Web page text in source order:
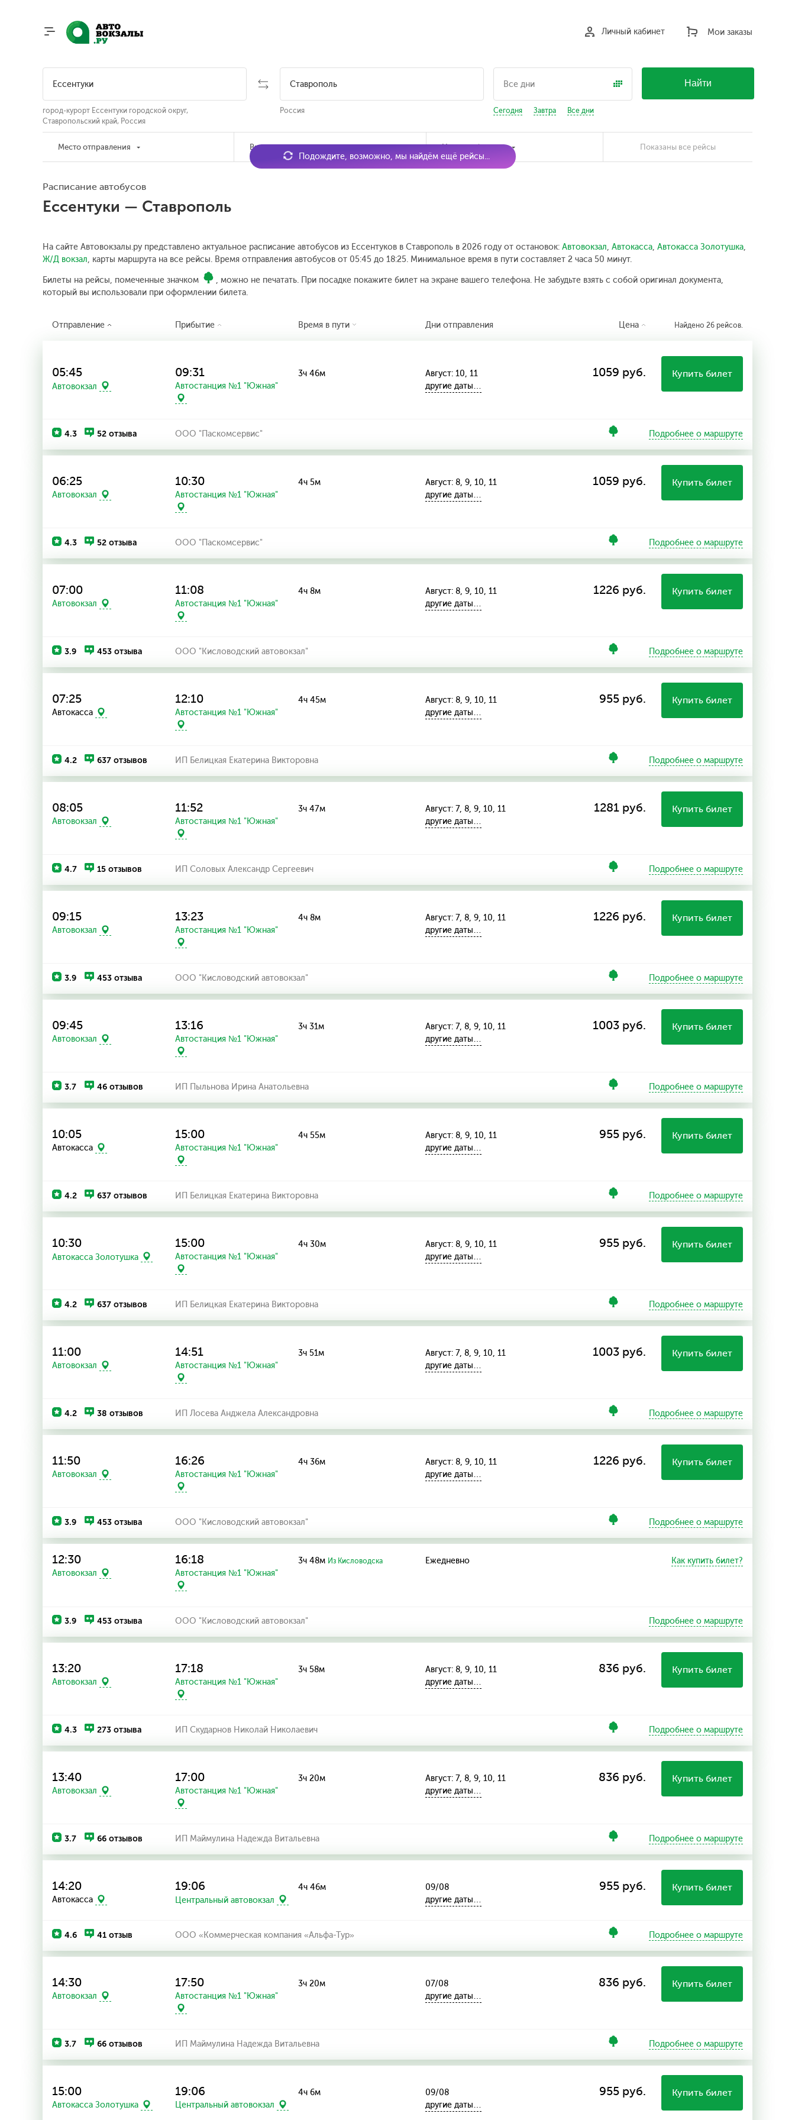
Мои заказы
Личный кабинет
город-курорт Ессентуки городской округ,
Ставропольский край, Россия
Россия Сегодня Завтра Все дни
Найти
Место отправления Время отправления Наличие билетов Показаны все рейсы
Расписание автобусов
Ессентуки — Ставрополь
На сайте Автовокзалы.ру представлено актуальное расписание автобусов из Ессентуков в Ставрополь в 2026 году от остановок: Автовокзал, Автокасса, Автокасса Золотушка,
Ж/Д вокзал, карты маршрута на все рейсы. Время отправления автобусов от 05:45 до 18:25. Минимальное время в пути составляет 2 часа 50 минут.
Билеты на рейсы, помеченные значком
, можно не печатать. При посадке покажите билет на экране вашего телефона. Не забудьте взять с собой оригинал документа,
который вы использовали при оформлении билета.
Подождите, возможно, мы найдём ещё рейсы...
Отправление Прибытие Время в пути Дни отправления Цена Найдено 26 рейсов.
05:45
Автовокзал
09:31
Автостанция №1 "Южная"
3ч 46м
Август: 10, 11
другие даты…
1059 руб. Купить билет
4.3 52 отзыва ООО "Паскомсервис" Подробнее о маршруте
06:25
Автовокзал
10:30
Автостанция №1 "Южная"
4ч 5м
Август: 8, 9, 10, 11
другие даты…
1059 руб. Купить билет
4.3 52 отзыва ООО "Паскомсервис" Подробнее о маршруте
07:00
Автовокзал
11:08
Автостанция №1 "Южная"
4ч 8м
Август: 8, 9, 10, 11
другие даты…
1226 руб. Купить билет
3.9 453 отзыва ООО "Кисловодский автовокзал" Подробнее о маршруте
07:25
Автокасса
12:10
Автостанция №1 "Южная"
4ч 45м
Август: 8, 9, 10, 11
другие даты…
955 руб. Купить билет
4.2 637 отзывов ИП Белицкая Екатерина Викторовна Подробнее о маршруте
08:05
Автовокзал
11:52
Автостанция №1 "Южная"
3ч 47м
Август: 7, 8, 9, 10, 11
другие даты…
1281 руб. Купить билет
4.7 15 отзывов ИП Соловых Александр Сергеевич Подробнее о маршруте
09:15
Автовокзал
13:23
Автостанция №1 "Южная"
4ч 8м
Август: 7, 8, 9, 10, 11
другие даты…
1226 руб. Купить билет
3.9 453 отзыва ООО "Кисловодский автовокзал" Подробнее о маршруте
09:45
Автовокзал
13:16
Автостанция №1 "Южная"
3ч 31м
Август: 7, 8, 9, 10, 11
другие даты…
1003 руб. Купить билет
3.7 46 отзывов ИП Пыльнова Ирина Анатольевна Подробнее о маршруте
10:05
Автокасса
15:00
Автостанция №1 "Южная"
4ч 55м
Август: 8, 9, 10, 11
другие даты…
955 руб. Купить билет
4.2 637 отзывов ИП Белицкая Екатерина Викторовна Подробнее о маршруте
10:30
Автокасса Золотушка
15:00
Автостанция №1 "Южная"
4ч 30м
Август: 8, 9, 10, 11
другие даты…
955 руб. Купить билет
4.2 637 отзывов ИП Белицкая Екатерина Викторовна Подробнее о маршруте
11:00
Автовокзал
14:51
Автостанция №1 "Южная"
3ч 51м
Август: 7, 8, 9, 10, 11
другие даты…
1003 руб. Купить билет
4.2 38 отзывов ИП Лосева Анджела Александровна Подробнее о маршруте
11:50
Автовокзал
16:26
Автостанция №1 "Южная"
4ч 36м
Август: 8, 9, 10, 11
другие даты…
1226 руб. Купить билет
3.9 453 отзыва ООО "Кисловодский автовокзал" Подробнее о маршруте
12:30
Автовокзал
16:18
Автостанция №1 "Южная"
3ч 48м Из Кисловодска Ежедневно Как купить билет?
3.9 453 отзыва ООО "Кисловодский автовокзал" Подробнее о маршруте
13:20
Автовокзал
17:18
Автостанция №1 "Южная"
3ч 58м
Август: 8, 9, 10, 11
другие даты…
836 руб. Купить билет
4.3 273 отзыва ИП Скударнов Николай Николаевич Подробнее о маршруте
13:40
Автовокзал
17:00
Автостанция №1 "Южная"
3ч 20м
Август: 7, 8, 9, 10, 11
другие даты…
836 руб. Купить билет
3.7 66 отзывов ИП Маймулина Надежда Витальевна Подробнее о маршруте
14:20
Автокасса
19:06
Центральный автовокзал
4ч 46м
09/08
другие даты…
955 руб. Купить билет
4.6 41 отзыв ООО «Коммерческая компания «Альфа-Тур» Подробнее о маршруте
14:30
Автовокзал
17:50
Автостанция №1 "Южная"
3ч 20м
07/08
другие даты…
836 руб. Купить билет
3.7 66 отзывов ИП Маймулина Надежда Витальевна Подробнее о маршруте
15:00
Автокасса Золотушка
19:06
Центральный автовокзал
4ч 6м
09/08
другие даты…
955 руб. Купить билет